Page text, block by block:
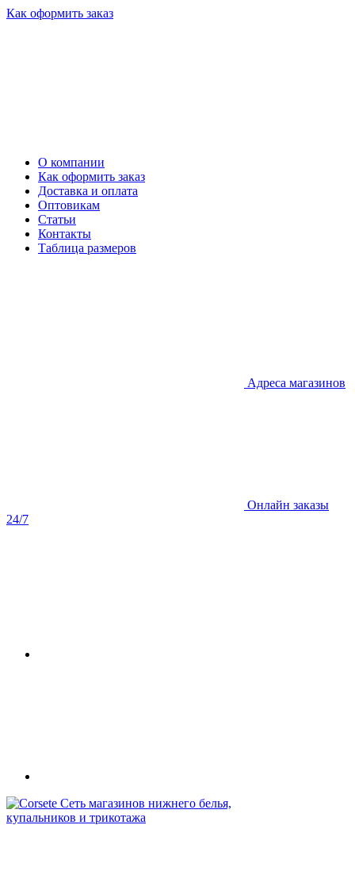
Как оформить заказ
О компании
Как оформить заказ
Доставка и оплата
Оптовикам
Статьи
Контакты
Таблица размеров
Адреса магазинов
Онлайн заказы
24/7
Сеть магазинов нижнего белья,
купальников и трикотажа